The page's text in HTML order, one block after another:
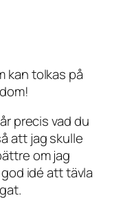
kan tolkas på
precis vad du
att jag skulle
om jag
idé att tävla